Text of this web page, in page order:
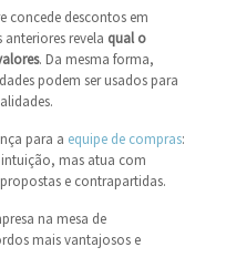
concede descontos em
revela qual o
. Da mesma forma,
podem ser usados para
para a equipe de compras:
mas atua com
e contrapartidas.
na mesa de
mais vantajosos e